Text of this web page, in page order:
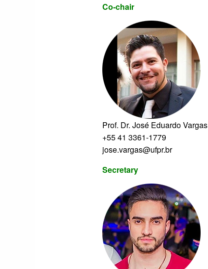
Co-chair
Prof. Dr. José Eduardo Vargas
+55 41 3361-1779
jose.vargas@ufpr.br
Secretary